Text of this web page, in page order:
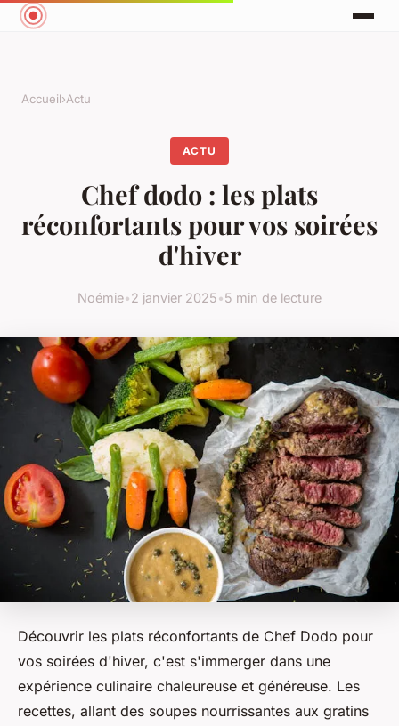
Accueil›Actu
ACTU
Chef dodo : les plats
réconfortants pour vos soirées
d'hiver
Noémie•2 janvier 2025•5 min de lecture
Découvrir les plats réconfortants de Chef Dodo pour
vos soirées d'hiver, c'est s'immerger dans une
expérience culinaire chaleureuse et généreuse. Les
recettes, allant des soupes nourrissantes aux gratins